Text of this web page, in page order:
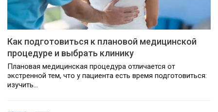
Как подготовиться к плановой медицинской
процедуре и выбрать клинику
Плановая медицинская процедура отличается от
экстренной тем, что у пациента есть время подготовиться:
изучить…